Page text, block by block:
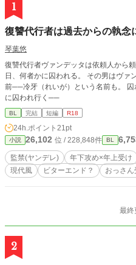
1
復讐代行者は過去からの執念
琴葉悠
復讐代行者ヴァンデッタは依頼人から
日、何者かに囚われる。 その男はヴァ
前──冷牙（れいが）という名前も。
に囚われ行く──
BL 完結 短編 R18
24h.ポイント 21pt
小説 26,102 位 / 228,848件 BL
監禁(ヤンデレ) 年下攻め×年上受け
現代風
ビターエンド？ おっさん
最終
2